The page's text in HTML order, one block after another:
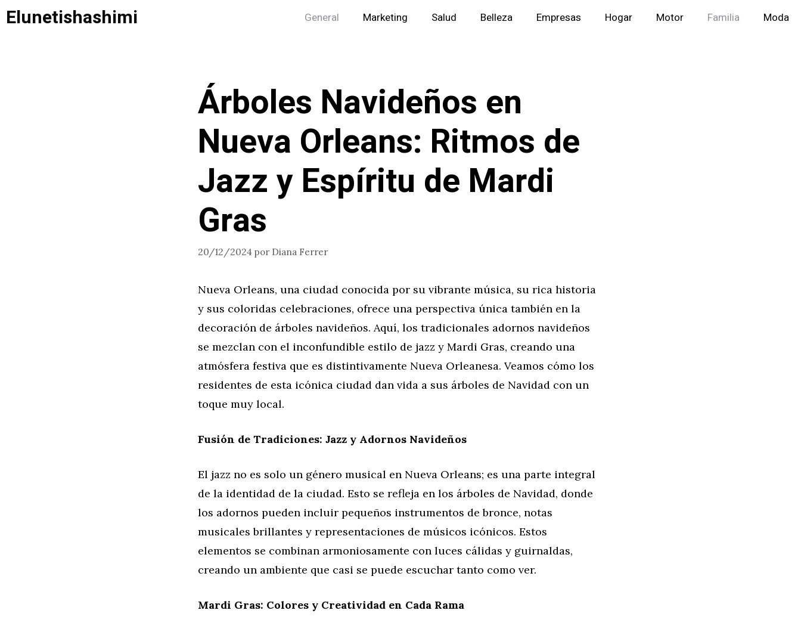
Saltar
alElunetishashimi General Marketing Salud Belleza Empresas Hogar Motor Familia Moda
Árboles Navideños en
Nueva Orleans: Ritmos de
Jazz y Espíritu de Mardi
Gras
20/12/2024 por Diana Ferrer
Nueva Orleans, una ciudad conocida por su vibrante música, su rica historia
y sus coloridas celebraciones, ofrece una perspectiva única también en la
decoración de árboles navideños. Aquí, los tradicionales adornos navideños
se mezclan con el inconfundible estilo de jazz y Mardi Gras, creando una
atmósfera festiva que es distintivamente Nueva Orleanesa. Veamos cómo los
residentes de esta icónica ciudad dan vida a sus árboles de Navidad con un
toque muy local.
Fusión de Tradiciones: Jazz y Adornos Navideños
El jazz no es solo un género musical en Nueva Orleans; es una parte integral
de la identidad de la ciudad. Esto se refleja en los árboles de Navidad, donde
los adornos pueden incluir pequeños instrumentos de bronce, notas
musicales brillantes y representaciones de músicos icónicos. Estos
elementos se combinan armoniosamente con luces cálidas y guirnaldas,
creando un ambiente que casi se puede escuchar tanto como ver.
Mardi Gras: Colores y Creatividad en Cada Rama